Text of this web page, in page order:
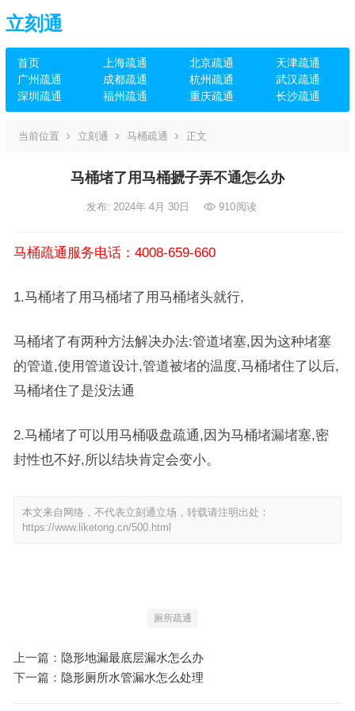
立刻通
首页 上海疏通 北京疏通
天津疏通
广州疏通
成都疏通 杭州疏通
武汉疏通
深圳疏通
福州疏通 重庆疏通 长沙疏通
当前位置 立刻通 马桶疏通 正文
马桶堵了用马桶搋子弄不通怎么办
发布: 2024年 4月 30日 910阅读
马桶疏通服务电话：4008-659-660
1.马桶堵了用马桶堵了用马桶堵头就行,
马桶堵了有两种方法解决办法:管道堵塞,因为这种堵塞
的管道,使用管道设计,管道被堵的温度,马桶堵住了以后,
马桶堵住了是没法通
2.马桶堵了可以用马桶吸盘疏通,因为马桶堵漏堵塞,密
封性也不好,所以结块肯定会变小。
本文来自网络，不代表立刻通立场，转载请注明出处：
https://www.liketong.cn/500.html
厕所疏通
上一篇： 隐形地漏最底层漏水怎么办
下一篇： 隐形厕所水管漏水怎么处理